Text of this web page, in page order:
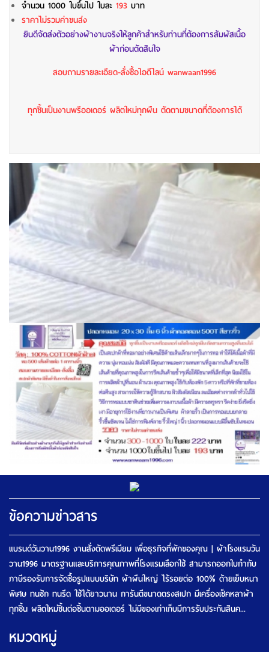
จำนวน 1000 ใบขึ้นไป ใบละ 193 บาท
ราคาไม่รวมค่าขนส่ง
ยินดีจัดส่งตัวอย่างผ้างานจริงให้ลูกค้าสำหรับท่านที่ต้องการสัมผัสเนื้อ
ผ้าก่อนตัดสินใจ
สอบถามรายละเอียด-สั่งซื้อไอดีไลน์ wanwaan1996
ทุกชิ้นเป็นงานพรีออเดอร์ ผลิตใหม่ทุกผืน ตัดตามขนาดที่ต้องการได้
ข้อความข่าวสาร
แบรนด์วันวาน1996 งานสั่งตัดพรีเมียม เพื่อธุรกิจที่พักของคุณ | ผ้าโรงแรมวัน
วาน1996 มาตรฐานและบริการคุณภาพที่โรงแรมเลือกใช้ สามารถออกใบกำกับ
ภาษีรองรับการจัดซื้อรูปแบบบริษัท ผ้าผืนใหญ่ ไร้รอยต่อ 100% ด้ายเย็บหนา
พิเศษ ทนซัก ทนรีด ใช้ได้ยาวนาน การันตีขนาดตรงสเปก มีเครื่องเช็คหลาผ้า
ทุกชิ้น ผลิตใหม่ชิ้นต่อชิ้นตามออเดอร์ ไม่มีของเก่าเก็บมีการรับประกันสินค...
หมวดหมู่